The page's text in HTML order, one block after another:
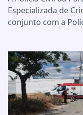
Especializada de
conjunto com a